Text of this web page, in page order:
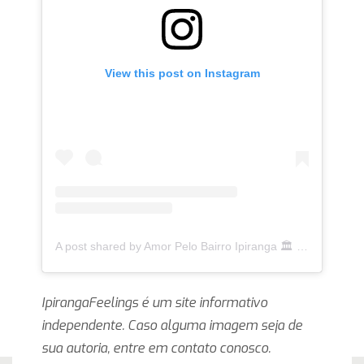
View this post on Instagram
IpirangaFeelings é um site informativo
independente. Caso alguma imagem seja de
sua autoria, entre em contato conosco.